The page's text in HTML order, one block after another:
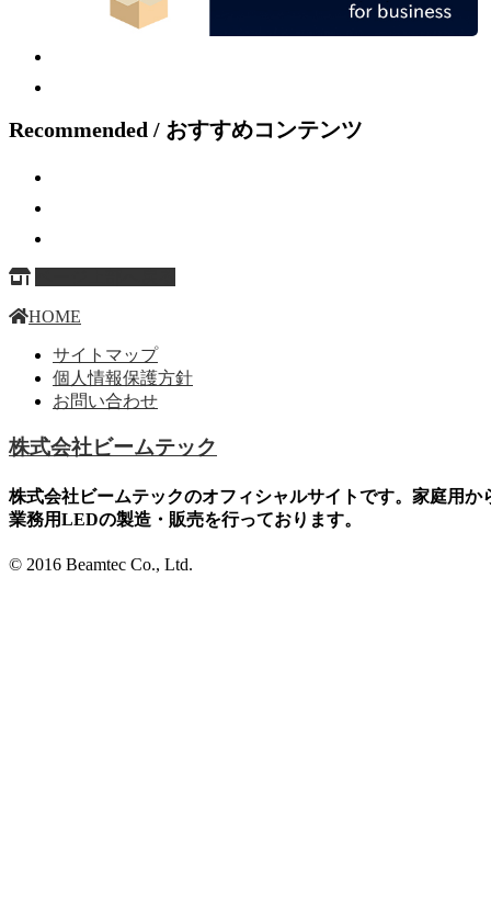
Recommended / おすすめコンテンツ
HOME
サイトマップ
個人情報保護方針
お問い合わせ
株式会社ビームテック
株式会社ビームテックのオフィシャルサイトです。家庭用か
業務用LEDの製造・販売を行っております。
© 2016 Beamtec Co., Ltd.